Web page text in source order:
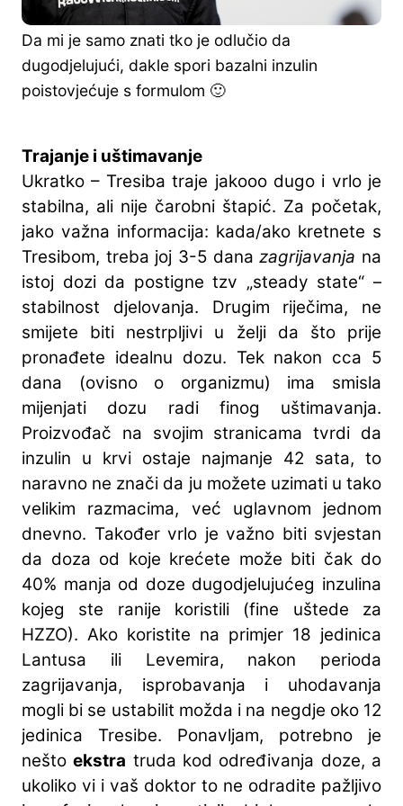
Da mi je samo znati tko je odlučio da
dugodjelujući, dakle spori bazalni inzulin
poistovjećuje s formulom 🙂
Trajanje i uštimavanje
Ukratko – Tresiba traje jakooo dugo i vrlo je
stabilna, ali nije čarobni štapić. Za početak,
jako važna informacija: kada/ako kretnete s
Tresibom, treba joj 3-5 danazagrijavanja na
istoj dozi da postigne tzv „steady state“ –
stabilnost djelovanja. Drugim riječima, ne
smijete biti nestrpljivi u želji da što prije
pronađete idealnu dozu. Tek nakon cca 5
dana (ovisno o organizmu) ima smisla
mijenjati dozu radi finog uštimavanja.
Proizvođač na svojim stranicama tvrdi da
inzulin u krvi ostaje najmanje 42 sata, to
naravno ne znači da ju možete uzimati u tako
velikim razmacima, već uglavnom jednom
dnevno. Također vrlo je važno biti svjestan
da doza od koje krećete može biti čak do
40% manja od doze dugodjelujućeg inzulina
kojeg ste ranije koristili (fine uštede za
HZZO). Ako koristite na primjer 18 jedinica
Lantusa ili Levemira, nakon perioda
zagrijavanja, isprobavanja i uhodavanja
mogli bi se ustabilit možda i na negdje oko 12
jedinica Tresibe. Ponavljam, potrebno je
neštoekstra truda kod određivanja doze, a
ukoliko vi i vaš doktor to ne odradite pažljivo